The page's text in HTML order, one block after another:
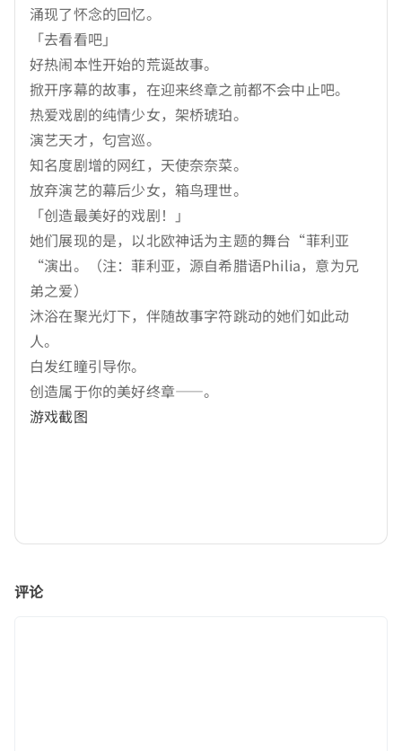
涌现了怀念的回忆。
「去看看吧」
好热闹本性开始的荒诞故事。
掀开序幕的故事，在迎来终章之前都不会中止吧。
热爱戏剧的纯情少女，架桥琥珀。
演艺天才，匂宫巡。
知名度剧增的网红，天使奈奈菜。
放弃演艺的幕后少女，箱鸟理世。
「创造最美好的戏剧！」
她们展现的是，以北欧神话为主题的舞台“菲利亚
“演出。（注：菲利亚，源自希腊语Philia，意为兄
弟之爱）
沐浴在聚光灯下，伴随故事字符跳动的她们如此动
人。
白发红瞳引导你。
创造属于你的美好终章——。
游戏截图
评论